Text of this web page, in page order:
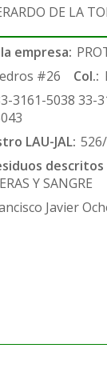
DE LA
empresa:
#26 Col.:
3161-5038 33-
LAU-JAL:
Y SANGRE
Javier